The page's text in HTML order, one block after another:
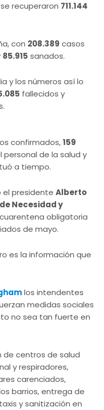
recuperaron 711.144
con 208.389 casos
85.915 sanados.
y los números así lo
fallecidos y
confirmados,159
personal de la salud y
a tiempo.
el presidente Alberto
Necesidad y
obligatoria
de mayo.
es la información que
los intendentes
medidas sociales
no sea tan fuerte en
de centros de salud
y respiradores,
carenciados,
barrios, entrega de
y sanitización en